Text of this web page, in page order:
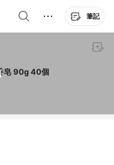
筆記
Tamsaa 薰衣草精油香皂 90g 40個